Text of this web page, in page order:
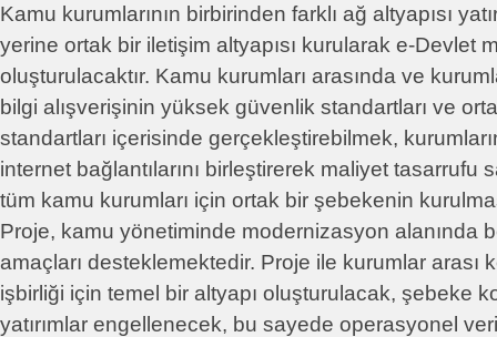
Kamu kurumlarının birbirinden farklı ağ altyapısı
yerine ortak bir iletişim altyapısı kurularak e-Devlet
oluşturulacaktır. Kamu kurumları arasında ve
bilgi alışverişinin yüksek güvenlik standartları ve
standartları içerisinde gerçekleştirebilmek,
internet bağlantılarını birleştirerek maliyet tasarrufu
tüm kamu kurumları için ortak bir şebekenin
Proje, kamu yönetiminde modernizasyon alanında
amaçları desteklemektedir. Proje ile kurumlar arası
işbirliği için temel bir altyapı oluşturulacak, şebeke
yatırımlar engellenecek, bu sayede operasyonel